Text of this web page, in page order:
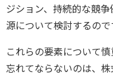
ジション、持続的な競
源について検討するので
これらの要素について
忘れてならないのは、